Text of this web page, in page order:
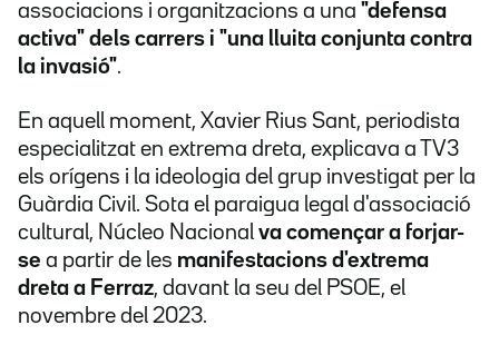
associacions i organitzacions a una "defensa
activa" dels carrers i "una lluita conjunta contra
la invasió".
En aquell moment, Xavier Rius Sant, periodista
especialitzat en extrema dreta, explicava a TV3
els orígens i la ideologia del grup investigat per la
Guàrdia Civil. Sota el paraigua legal d'associació
cultural, Núcleo Nacional va començar a forjar-
se a partir de les manifestacions d'extrema
dreta a Ferraz, davant la seu del PSOE, el
novembre del 2023.